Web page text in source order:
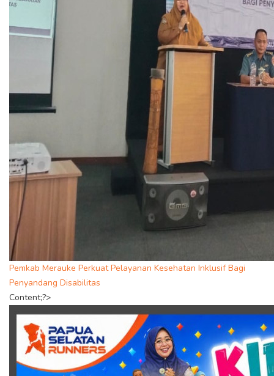
Pemkab Merauke Perkuat Pelayanan Kesehatan Inklusif Bagi
Penyandang Disabilitas
Content;?>